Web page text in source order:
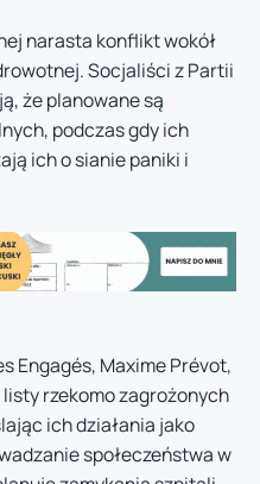
narasta konflikt wokół
Socjaliści z Partii
że planowane są
podczas gdy ich
ich o sianie paniki i
Engagés, Maxime Prévot,
rzekomo zagrożonych
ich działania jako
społeczeństwa w